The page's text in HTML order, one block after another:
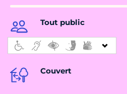
Tout public
Couvert